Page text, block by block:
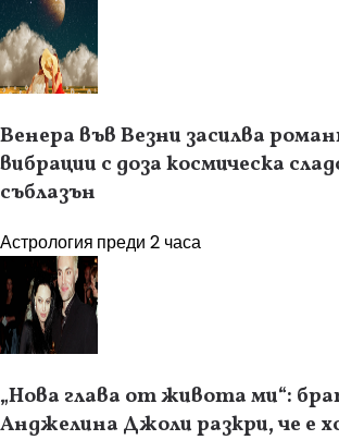
Венера във Везни засилва
вибрации с доза космическа
съблазън
Астрология преди 2 часа
„Нова глава от живота ми“:
Анджелина Джоли разкри, че е